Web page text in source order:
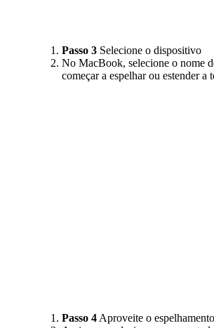
Passo 3 Selecione o dispositivo
No MacBook, selecione o nome
começar a espelhar ou estender a
Passo 4 Aproveite o espelhamento